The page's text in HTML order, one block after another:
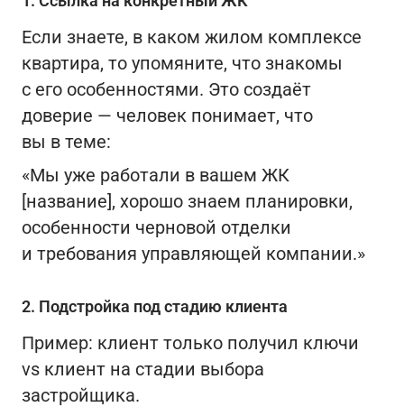
Если знаете, в каком жилом комплексе
квартира, то упомяните, что знакомы
с его особенностями. Это создаёт
доверие — человек понимает, что
вы в теме:
«Мы уже работали в вашем ЖК
[название], хорошо знаем планировки,
особенности черновой отделки
и требования управляющей компании.»
2. Подстройка под стадию клиента
Пример: клиент только получил ключи
vs клиент на стадии выбора
застройщика.